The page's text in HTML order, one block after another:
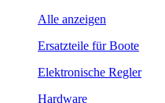
Alle anzeigen
Ersatzteile für Boote
Elektronische Regler
Hardware